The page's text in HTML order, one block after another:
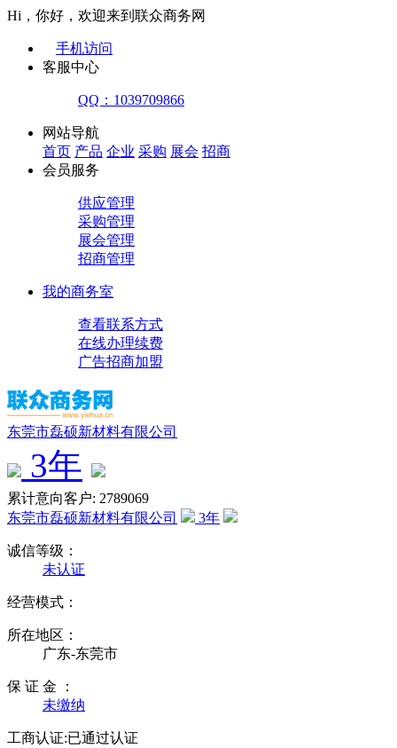
Hi，你好，欢迎来到联众商务网
手机访问
客服中心
QQ：1039709866
网站导航
首页 产品 企业 采购 展会 招商
会员服务
供应管理
采购管理
展会管理
招商管理
我的商务室
查看联系方式
在线办理续费
广告招商加盟
东莞市磊硕新材料有限公司
3年
累计意向客户: 2789069
东莞市磊硕新材料有限公司
3年
诚信等级：
未认证
经营模式：
所在地区：
广东-东莞市
保 证 金 ：
未缴纳
工商认证:已通过认证